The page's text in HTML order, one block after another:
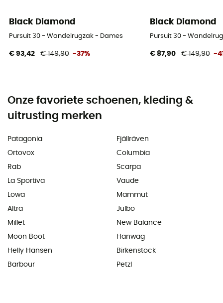
Black Diamond
Pursuit 30 - Wandelrugzak - Dames
€ 93,42 € 149,90 -37%
Black Diamond
Pursuit 30 -
€ 87,90 € 149,90 -
Onze favoriete schoenen, kleding &
uitrusting merken
Patagonia
Ortovox
Rab
La Sportiva
Lowa
Altra
Millet
Moon Boot
Helly Hansen
Barbour
Fjällräven
Columbia
Scarpa
Vaude
Mammut
Julbo
New Balance
Hanwag
Birkenstock
Petzl